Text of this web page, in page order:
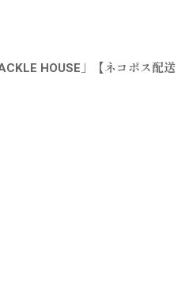
HOUSE」【ネコポス配送